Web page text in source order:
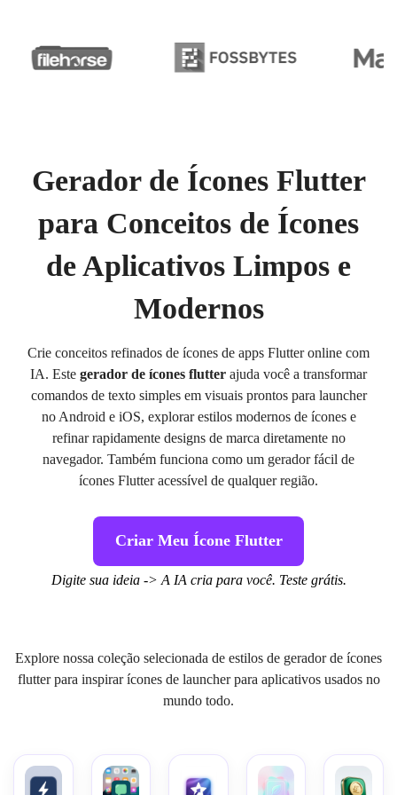
Gerador de Ícones Flutter
para Conceitos de Ícones
de Aplicativos Limpos e
Modernos
Crie conceitos refinados de ícones de apps Flutter online com
IA. Este gerador de ícones flutter ajuda você a transformar
comandos de texto simples em visuais prontos para launcher
no Android e iOS, explorar estilos modernos de ícones e
refinar rapidamente designs de marca diretamente no
navegador. Também funciona como um gerador fácil de
ícones Flutter acessível de qualquer região.
Criar Meu Ícone Flutter
Digite sua ideia -> A IA cria para você. Teste grátis.
Explore nossa coleção selecionada de estilos de gerador de ícones
flutter para inspirar ícones de launcher para aplicativos usados no
mundo todo.